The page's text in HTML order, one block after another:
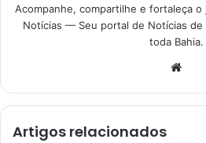
Acompanhe, compartilhe e fortaleça o
Notícias — Seu portal de Notícias de
toda Bahia.
Artigos relacionados